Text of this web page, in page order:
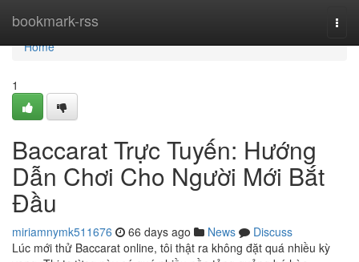
bookmark-rss
Home
Home
1
Baccarat Trực Tuyến: Hướng
Dẫn Chơi Cho Người Mới Bắt
Đầu
miriamnymk511676 66 days ago News
Discuss
Lúc mới thử Baccarat online, tôi thật ra không đặt quá nhiều kỳ